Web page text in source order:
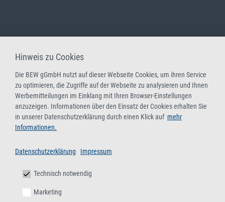
Hinweis zu Cookies
Die BEW gGmbH nutzt auf dieser Webseite Cookies, um ihren Service
zu optimieren, die Zugriffe auf der Webseite zu analysieren und Ihnen
Werbemitteilungen im Einklang mit Ihren Browser-Einstellungen
anzuzeigen. Informationen über den Einsatz der Cookies erhalten Sie
in unserer Datenschutzerklärung durch einen Klick auf mehr
Informationen.
Datenschutzerklärung Impressum
Technisch notwendig
Marketing